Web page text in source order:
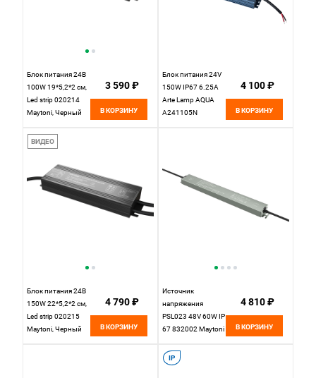
Блок питания 24В
100W 19*5,2*2 см,
Led strip 020214
Maytoni, Черный
3 590 ₽
В КОРЗИНУ
Блок питания 24V
150W IP67 6.25А
Arte Lamp AQUA
A241105N
4 100 ₽
В КОРЗИНУ
ВИДЕО
Блок питания 24В
150W 22*5,2*2 см,
Led strip 020215
Maytoni, Черный
4 790 ₽
В КОРЗИНУ
Источник
напряжения
PSL023 48V 60W IP
67 832002 Maytoni
4 810 ₽
В КОРЗИНУ
IP